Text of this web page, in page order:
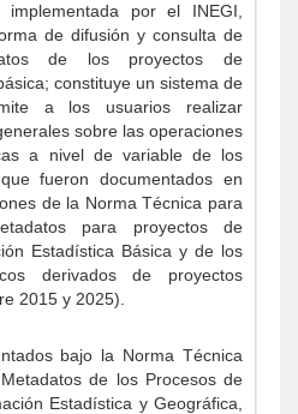
implementada por el INEGI,
de difusión y consulta de
de los proyectos de
constituye un sistema de
a los usuarios realizar
sobre las operaciones
a nivel de variable de los
fueron documentados en
de la Norma Técnica para
para proyectos de
Estadística Básica y de los
derivados de proyectos
2015 y 2025).
bajo la Norma Técnica
de los Procesos de
Estadística y Geográfica,